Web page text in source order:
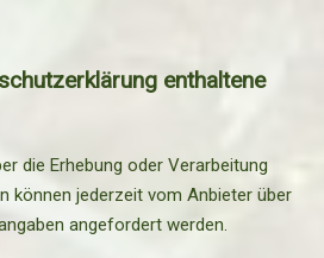
enthaltene
die Erhebung oder Verarbeitung
können jederzeit vom Anbieter über
angefordert werden.